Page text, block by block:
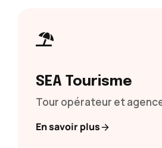
SEA Tourisme
Tour opérateur et
En savoir plus